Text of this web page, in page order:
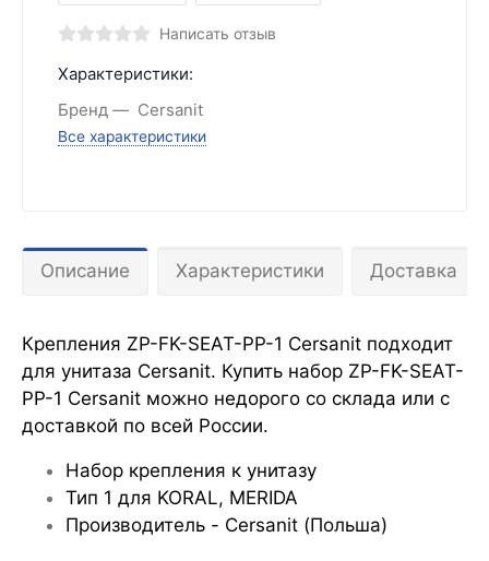
Написать отзыв
Характеристики:
Бренд
Cersanit
Все характеристики
Описание Характеристики Доставка
Крепления ZP-FK-SEAT-PP-1 Cersanit подходит
для унитаза Cersanit. Купить набор ZP-FK-SEAT-
PP-1 Cersanit можно недорого со склада или с
доставкой по всей России.
Набор крепления к унитазу
Тип 1 для KORAL, MERIDA
Производитель - Cersanit (Польша)